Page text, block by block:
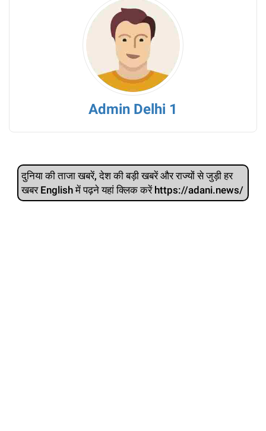
Admin Delhi 1
दुनिया की ताजा खबरें, देश की बड़ी खबरें और राज्‍यों से जुड़ी हर
खबर English में पढ़ने यहां क्लिक करें https://adani.news/